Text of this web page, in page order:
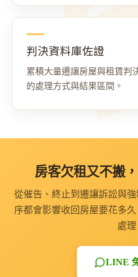
判決資料庫佐證
累積大量遷讓房屋與租賃判
的處理方式與結果區間。
房客欠租又不搬
從催告、終止到遷讓訴訟與
序都會影響收回房屋要花多
處理
LINE